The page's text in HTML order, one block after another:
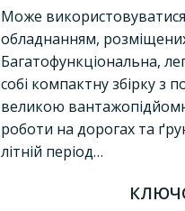
Може
обладнанням,
Багатофункціональна,
собі компактну збірку з
великою
роботи на дорогах та
літній період…